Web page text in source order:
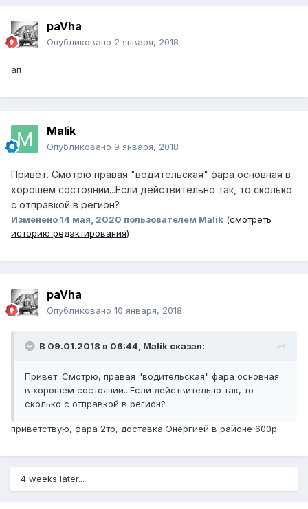
paVha
Опубликовано 2 января, 2018
ап
Malik
Опубликовано 9 января, 2018
Привет. Смотрю правая "водительская" фара основная в
хорошем состоянии...Если действительно так, то сколько
с отправкой в регион?
Изменено 14 мая, 2020 пользователем Malik (смотреть
историю редактирования)
paVha
Опубликовано 10 января, 2018
В 09.01.2018 в 06:44, Malik сказал:
Привет. Смотрю, правая "водительская" фара основная
в хорошем состоянии...Если действительно так, то
сколько с отправкой в регион?
приветствую, фара 2тр, доставка Энергией в районе 600р
4 weeks later...